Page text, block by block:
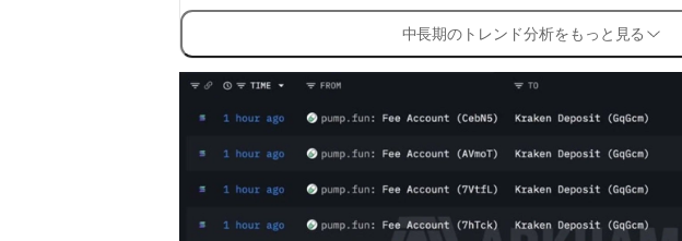
中長期のトレンド分析をもっと見る